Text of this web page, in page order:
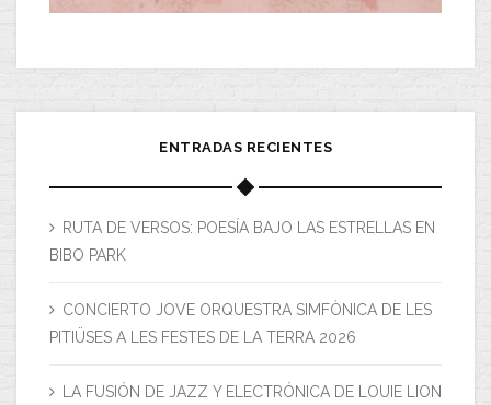
ENTRADAS RECIENTES
RUTA DE VERSOS: POESÍA BAJO LAS ESTRELLAS EN
BIBO PARK
CONCIERTO JOVE ORQUESTRA SIMFÒNICA DE LES
PITIÜSES A LES FESTES DE LA TERRA 2026
LA FUSIÓN DE JAZZ Y ELECTRÓNICA DE LOUIE LION